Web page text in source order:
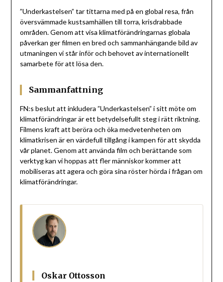
”Underkastelsen” tar tittarna med på en global resa, från
översvämmade kustsamhällen till torra, krisdrabbade
områden. Genom att visa klimatförändringarnas globala
påverkan ger filmen en bred och sammanhängande bild av
utmaningen vi står inför och behovet av internationellt
samarbete för att lösa den.
Sammanfattning
FN:s beslut att inkludera ”Underkastelsen” i sitt möte om
klimatförändringar är ett betydelsefullt steg i rätt riktning.
Filmens kraft att beröra och öka medvetenheten om
klimatkrisen är en värdefull tillgång i kampen för att skydda
vår planet. Genom att använda film och berättande som
verktyg kan vi hoppas att fler människor kommer att
mobiliseras att agera och göra sina röster hörda i frågan om
klimatförändringar.
Oskar Ottosson